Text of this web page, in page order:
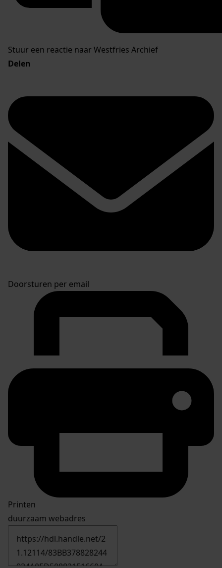
Stuur een reactie naar Westfries Archief
Delen
Doorsturen per email
Printen
duurzaam webadres